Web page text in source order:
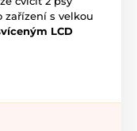
zařízení s velkou
LCD